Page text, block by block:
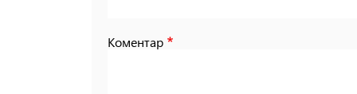
Коментар